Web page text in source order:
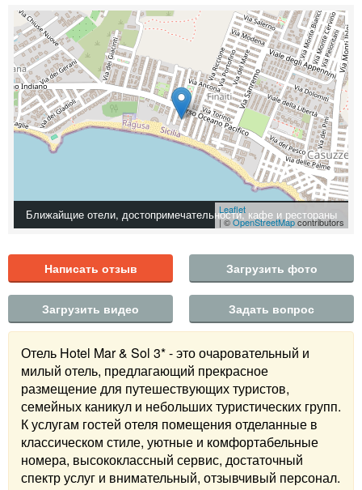
Leaflet
| ©OpenStreetMapcontributors
Ближайщие отели, достопримечательности, кафе и рестораны
Написать отзыв Загрузить фото
Загрузить видео Задать вопрос
Отель Hotel Mar & Sol 3* - это очаровательный и
милый отель, предлагающий прекрасное
размещение для путешествующих туристов,
семейных каникул и небольших туристических групп.
К услугам гостей отеля помещения отделанные в
классическом стиле, уютные и комфортабельные
номера, высококлассный сервис, достаточный
спектр услуг и внимательный, отзывчивый персонал.